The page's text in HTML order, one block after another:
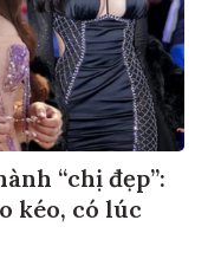
“chị đẹp”:
kéo, có lúc